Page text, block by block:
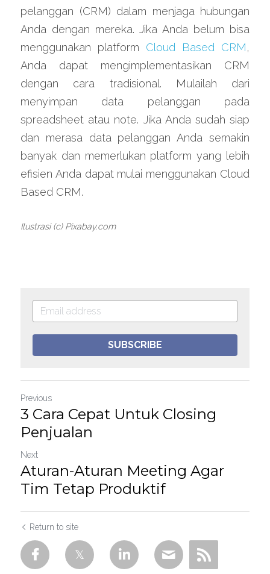
pelanggan (CRM) dalam menjaga hubungan
Anda dengan mereka. Jika Anda belum bisa
menggunakan platform Cloud Based CRM,
Anda dapat mengimplementasikan CRM
dengan cara tradisional. Mulailah dari
menyimpan data pelanggan pada
spreadsheet atau note. Jika Anda sudah siap
dan merasa data pelanggan Anda semakin
banyak dan memerlukan platform yang lebih
efisien Anda dapat mulai menggunakan Cloud
Based CRM.
Ilustrasi (c) Pixabay.com
SUBSCRIBE
Previous
3 Cara Cepat Untuk Closing
Penjualan
Next
Aturan-Aturan Meeting Agar
Tim Tetap Produktif
Return to site